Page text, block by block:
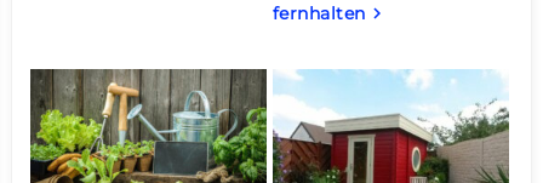
fernhalten keyboard_arrow_right